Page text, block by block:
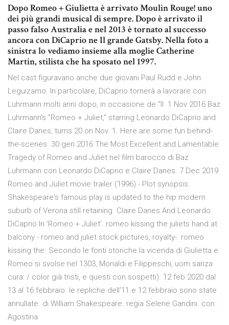
Dopo Romeo + Giulietta è arrivato Moulin Rouge! uno
dei più grandi musical di sempre. Dopo è arrivato il
passo falso Australia e nel 2013 è tornato al successo
ancora con DiCaprio ne Il grande Gatsby. Nella foto a
sinistra lo vediamo insieme alla moglie Catherine
Martin, stilista che ha sposato nel 1997.
Nel cast figuravano anche due giovani Paul Rudd e John
Leguizamo. In particolare, DiCaprio tornerà a lavorare con
Luhrmann molti anni dopo, in occasione de “Il 1 Nov 2016 Baz
Luhrmann's "Romeo + Juliet," starring Leonardo DiCaprio and
Claire Danes, turns 20 on Nov. 1. Here are some fun behind-
the-scenes 30 gen 2016 The Most Excellent and Lamentable
Tragedy of Romeo and Juliet nel film barocco di Baz
Luhrmann con Leonardo DiCaprio e Claire Danes. 7 Dec 2019
Romeo and Juliet movie trailer (1996) - Plot synopsis:
Shakespeare's famous play is updated to the hip modern
suburb of Verona still retaining Claire Danes And Leonardo
DiCaprio In 'Romeo + Juliet'. romeo kissing the juliets hand at
balcony - romeo and juliet stock pictures, royalty-. romeo
kissing the Secondo le fonti storiche la vicenda di Giulietta e
Romeo si svolse nel 1303, Monaldi e Filippeschi, uom sanza
cura: / color già tristi, e questi con sospetti). 12 feb 2020 dal
13 al 16 febbraio. le repliche dell'11 e 12 febbraio sono state
annullate. di William Shakespeare. regia Selene Gandini. con :
Agostina